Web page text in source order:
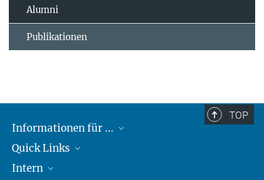
Alumni
Publikationen
TOP
Informationen für ...
Lieferanten
Studierende
Quick Links
Max-Planck-Gesellschaft
Intern